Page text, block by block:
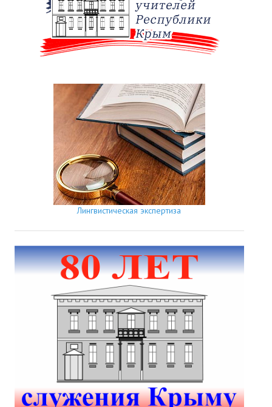
Лингвистическая экспертиза